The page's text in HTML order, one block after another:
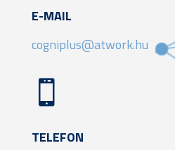
E-MAIL
cogniplus@atwork.hu

TELEFON